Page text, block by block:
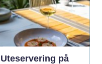
Uteservering på